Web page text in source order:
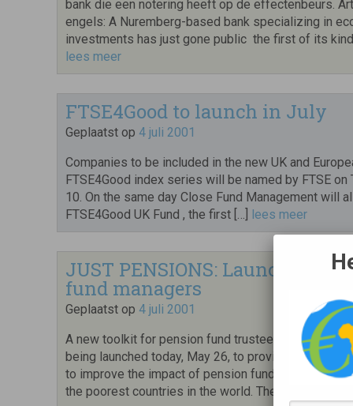
bank die een notering heeft op de effectenbeurs.
engels: A Nuremberg-based bank specializing in
investments has just gone public  the first of its
lees meer
FTSE4Good to launch in July
Geplaatst op 4 juli 2001
Companies to be included in the new UK and
FTSE4Good index series will be named by FTSE on
10. On the same day Close Fund Management will
FTSE4Good UK Fund , the first […] lees meer
JUST PENSIONS: Launch of
fund managers
Geplaatst op 4 juli 2001
A new toolkit for pension fund trustees and fund
being launched today, May 26, to provide essential
to improve the impact of pension fund investment
the poorest countries in the world. The […]